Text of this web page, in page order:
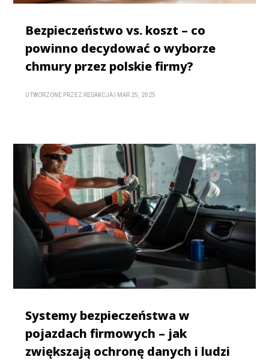
Bezpieczeństwo vs. koszt – co
powinno decydować o wyborze
chmury przez polskie firmy?
UTWORZONE PRZEZ REDAKCJA MAR 25, 2025
Systemy bezpieczeństwa w
pojazdach firmowych – jak
zwiększają ochronę danych i ludzi